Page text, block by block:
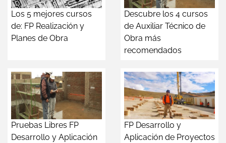
Los 5 mejores cursos
de: FP Realización y
Planes de Obra
Descubre los 4 cursos
de Auxiliar Técnico de
Obra más
recomendados
Pruebas Libres FP
Desarrollo y Aplicación
FP Desarrollo y
Aplicación de Proyectos